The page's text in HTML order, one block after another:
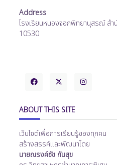
Address
โรงเรียนหนองจอกพิทยานุสรณ์ สำ
10530
ABOUT THIS SITE
เว็บไซต์เพื่อการเรียนรู้ของทุกคน
สร้างสรรค์และพัฒนาโดย
นายณรงค์ชัช กันสุข